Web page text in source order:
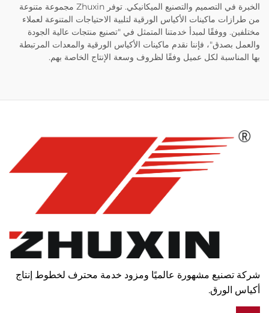
الخبرة في التصميم والتصنيع الميكانيكي. توفر Zhuxin مجموعة متنوعة
من طرازات ماكينات الأكياس الورقية لتلبية الاحتياجات المتنوعة لعملاء
مختلفين. ووفقًا لمبدأ خدمتنا المتمثل في "تصنيع منتجات عالية الجودة
والعمل بصدق"، فإننا نقدم ماكينات الأكياس الورقية والمعدات المرتبطة
بها المناسبة لكل عميل وفقًا لظروف وسعة الإنتاج الخاصة بهم.
شركة تصنيع مشهورة عالميًا ومزود خدمة محترف لخطوط إنتاج
أكياس الورق.